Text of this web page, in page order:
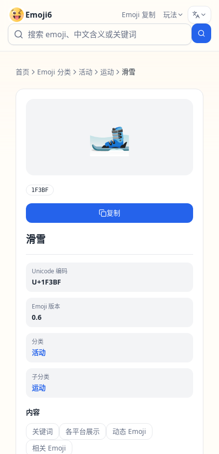
Emoji6 Emoji 复制 玩法
首页 Emoji 分类 活动 运动 滑雪
🎿
1F3BF
复制
滑雪
Unicode 编码
U+1F3BF
Emoji 版本
0.6
分类
活动
子分类
运动
内容
关键词 各平台展示
动态 Emoji
相关 Emoji